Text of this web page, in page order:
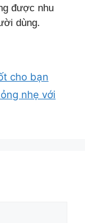
được nhu
dùng.
cho bạn
nhẹ với